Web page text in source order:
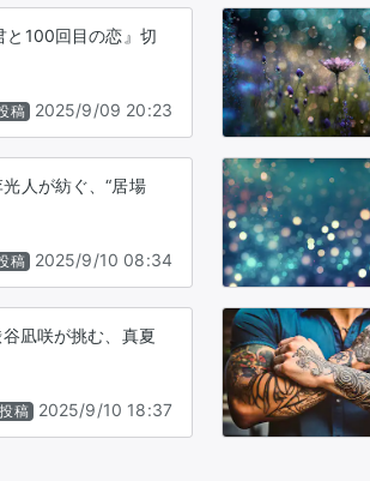
100回目の恋』切
稿 2025/9/09 20:23
人が紡ぐ、“居場
稿 2025/9/10 08:34
凪咲が挑む、真夏
投稿 2025/9/10 18:37